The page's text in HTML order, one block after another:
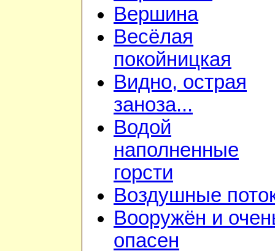
Вершина
Весёлая
покойницкая
Видно, острая
заноза...
Водой
наполненные
горсти
Воздушные
Вооружён и
опасен